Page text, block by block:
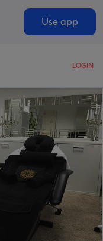
Use app
LOGIN